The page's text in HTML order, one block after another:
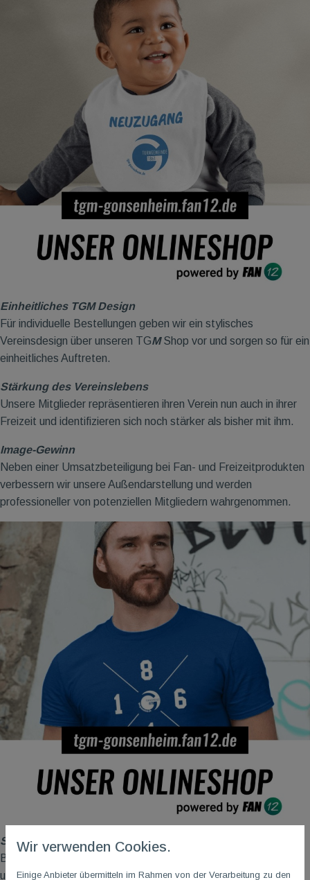
Einheitliches TGM Design
Für individuelle Bestellungen geben wir ein stylisches
Vereinsdesign über unseren TGMShop vor und sorgen so für ein
einheitliches Auftreten.
Stärkung des Vereinslebens
Unsere Mitglieder repräsentieren ihren Verein nun auch in ihrer
Freizeit und identifizieren sich noch stärker als bisher mit ihm.
Image-Gewinn
Neben einer Umsatzbeteiligung bei Fan- und Freizeitprodukten
verbessern wir unsere Außendarstellung und werden
professioneller von potenziellen Mitgliedern wahrgenommen.
Spart Zeit und Geld
Bestellungen von Vereinsmitgliedern laufen komplett über
unseren Kooperationspartner.
Wir verwenden Cookies.
Einige Anbieter übermitteln im Rahmen von der Verarbeitung zu den